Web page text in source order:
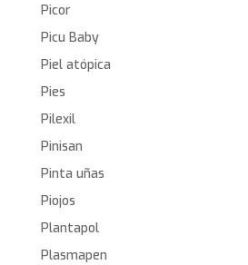
Picor
Picu Baby
Piel atópica
Pies
Pilexil
Pinisan
Pinta uñas
Piojos
Plantapol
Plasmapen